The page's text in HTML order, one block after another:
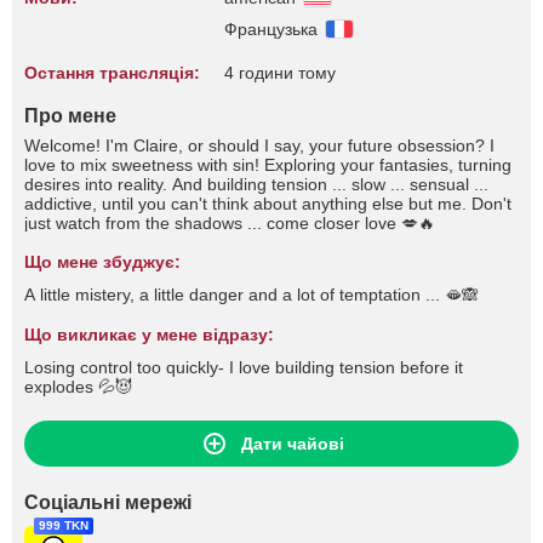
Французька
Остання трансляція: 4 години тому
Про мене
Welcome! I'm Claire, or should I say, your future obsession? I
love to mix sweetness with sin! Exploring your fantasies, turning
desires into reality. And building tension ... slow ... sensual ...
addictive, until you can't think about anything else but me. Don't
just watch from the shadows ... come closer love 💋🔥
Що мене збуджує:
A little mistery, a little danger and a lot of temptation ... 🫦🙈
Що викликає у мене відразу:
Losing control too quickly- I love building tension before it
explodes 💦😈
Дати чайові
Соціальні мережі
999 TKN